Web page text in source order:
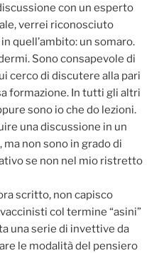
con un esperto
verrei riconosciuto
quell’ambito: un somaro.
Sono consapevole di
cerco di discutere alla pari
formazione. In tutti gli altri
sono io che do lezioni.
una discussione in un
non sono in grado di
se non nel mio ristretto
scritto, non capisco
col termine “asini”
una serie di invettive da
le modalità del pensiero